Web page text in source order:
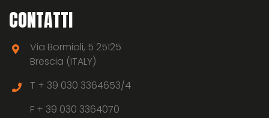
CONTATTI
Via Bormioli, 5 25125
Brescia (ITALY)
T + 39 030 3364653/4
F + 39 030 3364070